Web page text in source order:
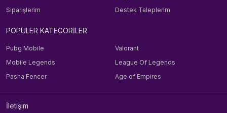
Siparişlerim
Destek Taleplerim
POPÜLER KATEGORİLER
Pubg Mobile
Valorant
Mobile Legends
League Of Legends
Pasha Fencer
Age of Empires
İletişim